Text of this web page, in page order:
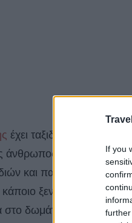
If you
έχει ταξιδέψει σχεδόν σε
άνθρωπος για να μας
και παρουσιαστής
ξενοδοχείο, σε
στο δωμάτιο ενός